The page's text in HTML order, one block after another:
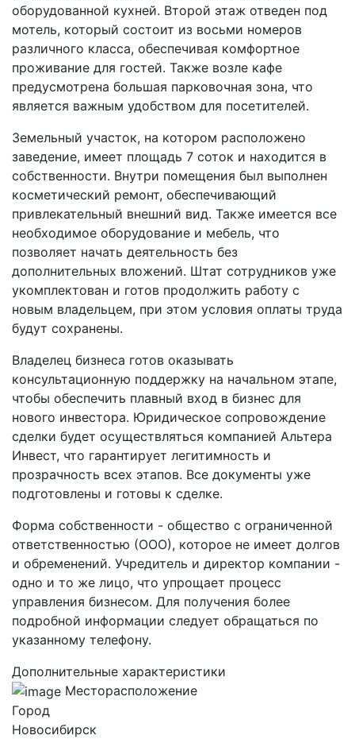
оборудованной кухней. Второй этаж отведен под
мотель, который состоит из восьми номеров
различного класса, обеспечивая комфортное
проживание для гостей. Также возле кафе
предусмотрена большая парковочная зона, что
является важным удобством для посетителей.
Земельный участок, на котором расположено
заведение, имеет площадь 7 соток и находится в
собственности. Внутри помещения был выполнен
косметический ремонт, обеспечивающий
привлекательный внешний вид. Также имеется все
необходимое оборудование и мебель, что
позволяет начать деятельность без
дополнительных вложений. Штат сотрудников уже
укомплектован и готов продолжить работу с
новым владельцем, при этом условия оплаты труда
будут сохранены.
Владелец бизнеса готов оказывать
консультационную поддержку на начальном этапе,
чтобы обеспечить плавный вход в бизнес для
нового инвестора. Юридическое сопровождение
сделки будет осуществляться компанией Альтера
Инвест, что гарантирует легитимность и
прозрачность всех этапов. Все документы уже
подготовлены и готовы к сделке.
Форма собственности - общество с ограниченной
ответственностью (ООО), которое не имеет долгов
и обременений. Учредитель и директор компании -
одно и то же лицо, что упрощает процесс
управления бизнесом. Для получения более
подробной информации следует обращаться по
указанному телефону.
Дополнительные характеристики
Месторасположение
Город
Новосибирск